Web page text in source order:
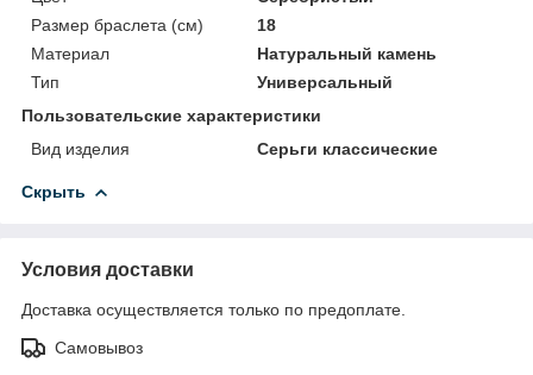
Размер браслета (см)
18
Материал
Натуральный камень
Тип
Универсальный
Пользовательские характеристики
Вид изделия
Серьги классические
Скрыть
Условия доставки
Доставка осуществляется только по предоплате.
Самовывоз